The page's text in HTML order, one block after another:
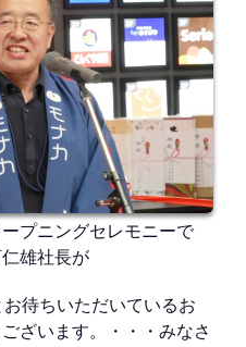
プニングセレモニーで
雄社長が
お待ちいただいているお
ざいます。・・・みなさ